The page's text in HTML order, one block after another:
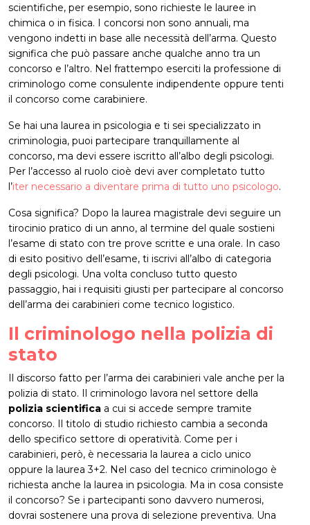
scientifiche, per esempio, sono richieste le lauree in
chimica o in fisica. I concorsi non sono annuali, ma
vengono indetti in base alle necessità dell’arma. Questo
significa che può passare anche qualche anno tra un
concorso e l’altro. Nel frattempo eserciti la professione di
criminologo come consulente indipendente oppure tenti
il concorso come carabiniere.
Se hai una laurea in psicologia e ti sei specializzato in
criminologia, puoi partecipare tranquillamente al
concorso, ma devi essere iscritto all’albo degli psicologi.
Per l’accesso al ruolo cioè devi aver completato tutto
l’iter necessario a diventare prima di tutto uno psicologo.
Cosa significa? Dopo la laurea magistrale devi seguire un
tirocinio pratico di un anno, al termine del quale sostieni
l’esame di stato con tre prove scritte e una orale. In caso
di esito positivo dell’esame, ti iscrivi all’albo di categoria
degli psicologi. Una volta concluso tutto questo
passaggio, hai i requisiti giusti per partecipare al concorso
dell’arma dei carabinieri come tecnico logistico.
Il criminologo nella polizia di
stato
Il discorso fatto per l’arma dei carabinieri vale anche per la
polizia di stato. Il criminologo lavora nel settore della
polizia scientifica a cui si accede sempre tramite
concorso. Il titolo di studio richiesto cambia a seconda
dello specifico settore di operatività. Come per i
carabinieri, però, è necessaria la laurea a ciclo unico
oppure la laurea 3+2. Nel caso del tecnico criminologo è
richiesta anche la laurea in psicologia. Ma in cosa consiste
il concorso? Se i partecipanti sono davvero numerosi,
dovrai sostenere una prova di selezione preventiva. Una